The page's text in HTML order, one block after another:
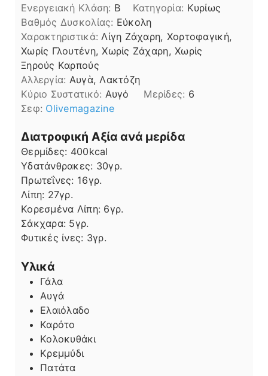
Ενεργειακή Κλάση: B Κατηγορία: Κυρίως
Βαθμός Δυσκολίας: Εύκολη
Χαρακτηριστικά: Λίγη Ζάχαρη, Χορτοφαγική,
Χωρίς Γλουτένη, Χωρίς Ζάχαρη, Χωρίς
Ξηρούς Καρπούς
Αλλεργία: Αυγὰ, Λακτόζη
Kύριο Συστατικό: Αυγό Μερίδες: 6
Σεφ: Olivemagazine
Διατροφική Αξία ανά μερίδα
Θερμίδες: 400kcal
Υδατάνθρακες: 30γρ.
Πρωτεΐνες: 16γρ.
Λίπη
Λίπη: 27γρ.
Κορεσμένα Λίπη: 6γρ.
Σάκχαρα: 5γρ.
Φυτικές ίνες: 3γρ.
Υλικά
Γάλα
Αυγά
Ελαιόλαδο
Καρότο
Κολοκυθάκι
Κρεμμύδι
Πατάτα